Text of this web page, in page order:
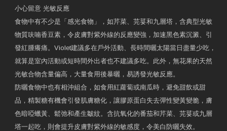
小心留意 光敏反應
食物中有不少是「感光食物」，如芹菜、芫荽和九層塔，含典型光敏
物質呋喃香豆素，令皮膚對紫外線的反應變強，加速黑色素沉澱、引
發紅腫癢痛。Violet建議多在戶外活動、長時間曬太陽當日盡量少吃，
就算是室內活動或短時間外出者也不建議多吃。此外，無花果的天然
光敏合物含量偏高，大量食用後暴曬，易誘發光敏反應。
防曬食物中也有相沖組合，如食用紅蘿蔔或南瓜時，避免甜飲或甜
品，精製糖有機會引發肌膚糖化，讓膠原蛋白失去彈性變黃變脆，膚
色暗啞蠟黃、鬆弛和產生皺紋。含抗氧化的番茄和芹菜、芫荽或九層
塔一起吃，則會提升皮膚對紫外線的敏感度，令美白防曬失效。